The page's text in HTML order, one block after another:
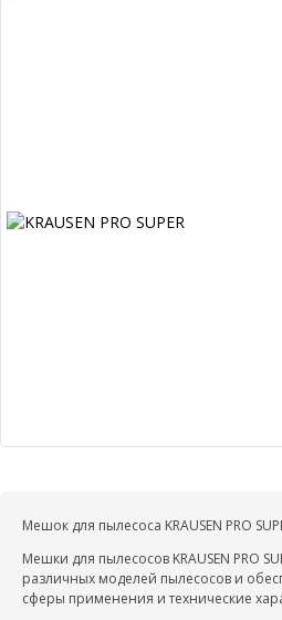
Мешок для пылесоса KRAUSEN PRO
Мешки для пылесосов KRAUSEN PRO
различных моделей пылесосов и
сферы применения и технические